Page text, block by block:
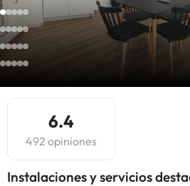
6.4
492 opiniones
Instalaciones y servicios